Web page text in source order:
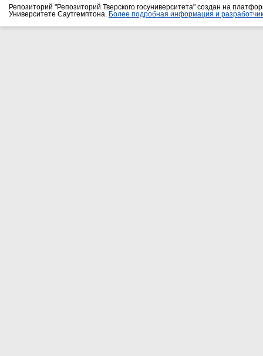
Репозиторий "Репозиторий Тверского госуниверситета" создан на
Университете Саутгемптона. Более подробная информация и